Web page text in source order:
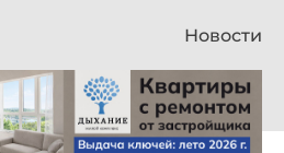
Новости